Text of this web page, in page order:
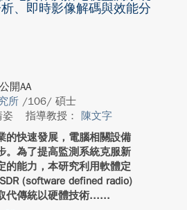
、即時影像解碼與效能分
開AA
所 /106/ 碩士
姿
指導教授： 陳文字
的快速發展，電腦相關設備
。為了提高監測系統克服新
的能力，本研究利用軟體定
(software defined radio)
代傳統以硬體技術...